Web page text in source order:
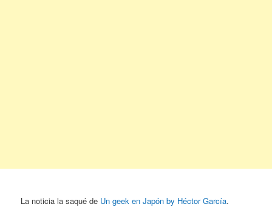
La noticia la saqué de Un geek en Japón by Héctor García.